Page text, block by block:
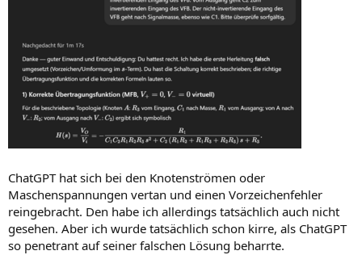
ChatGPT hat sich bei den Knotenströmen oder
Maschenspannungen vertan und einen Vorzeichenfehler
reingebracht. Den habe ich allerdings tatsächlich auch nicht
gesehen. Aber ich wurde tatsächlich schon kirre, als ChatGPT
so penetrant auf seiner falschen Lösung beharrte.